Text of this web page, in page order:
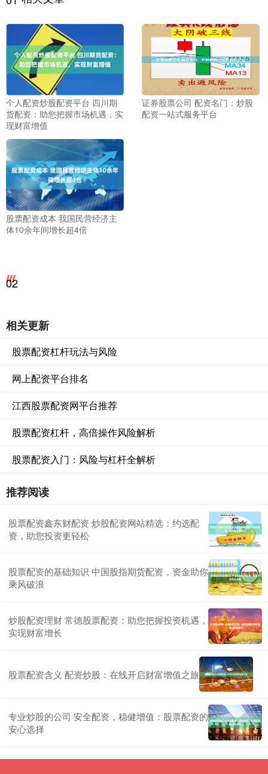
个人配资炒股配资平台 四川期
货配资：助您把握市场机遇，实
现财富增值
证券股票公司 配资名门：炒股
配资一站式服务平台
股票配资成本 我国民营经济主
体10余年间增长超4倍
02
相关更新
股票配资杠杆玩法与风险
网上配资平台排名
江西股票配资网平台推荐
股票配资杠杆，高倍操作风险解析
股票配资入门：风险与杠杆全解析
推荐阅读
股票配资鑫东财配资 炒股配资网站精选：约选配
资，助您投资更轻松
股票配资的基础知识 中国股指期货配资，资金助你
乘风破浪
炒股配资理财 常德股票配资：助您把握投资机遇，
实现财富增长
股票配资含义 配资炒股：在线开启财富增值之旅
专业炒股的公司 安全配资，稳健增值：股票配资的
安心选择